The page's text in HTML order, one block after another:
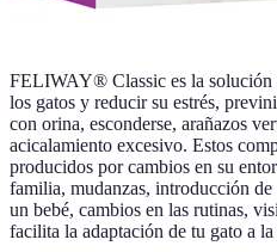
FELIWAY® Classic es la solución
los gatos y reducir su estrés,
con orina, esconderse, arañazos
acicalamiento excesivo. Estos
producidos por cambios en su
familia, mudanzas, introducción
un bebé, cambios en las rutinas,
facilita la adaptación de tu gato a